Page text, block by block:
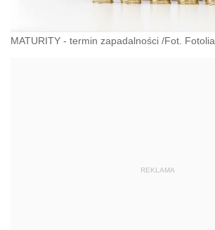
MATURITY - termin zapadalności /Fot. Fotolia